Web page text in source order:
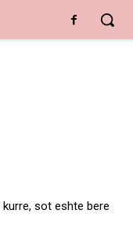
kurre, sot eshte bere